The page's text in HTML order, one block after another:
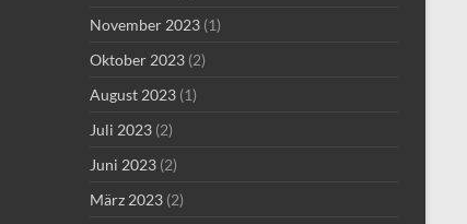
November 2023 (1)
Oktober 2023 (2)
August 2023 (1)
Juli 2023 (2)
Juni 2023 (2)
März 2023 (2)